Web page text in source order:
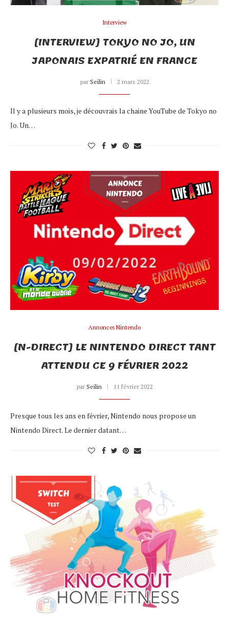
Interview
[INTERVIEW] TOKYO NO JO, UN
JAPONAIS EXPATRIÉ EN FRANCE
par Seilin 2 mars 2022
Il y a plusieurs mois, je découvrais la chaine YouTube de Tokyo no
Jo. Un…
Annonces Nintendo
[N-DIRECT] LE NINTENDO DIRECT TANT
ATTENDU CE 9 FÉVRIER 2022
par Seilin 11 février 2022
Presque tous les ans en février, Nintendo nous propose un
Nintendo Direct. Le dernier datant…